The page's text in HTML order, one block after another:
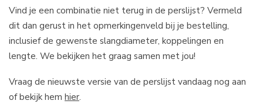
Vind je een combinatie niet terug in de perslijst? Vermeld
dit dan gerust in het opmerkingenveld bij je bestelling,
inclusief de gewenste slangdiameter, koppelingen en
lengte. We bekijken het graag samen met jou!
Vraag de nieuwste versie van de perslijst vandaag nog aan
of bekijk hem hier.